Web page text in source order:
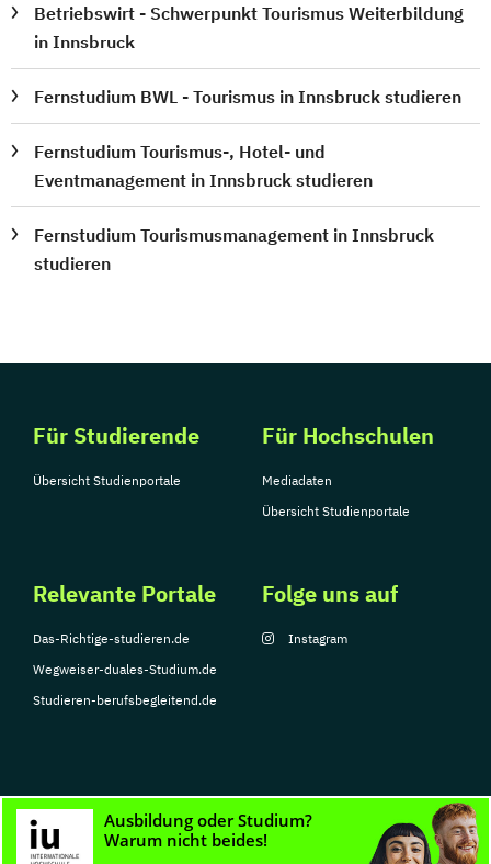
Betriebswirt - Schwerpunkt Tourismus Weiterbildung
in Innsbruck
Fernstudium BWL - Tourismus in Innsbruck studieren
Fernstudium Tourismus-, Hotel- und
Eventmanagement in Innsbruck studieren
Fernstudium Tourismusmanagement in Innsbruck
studieren
Für Studierende
Übersicht Studienportale
Für Hochschulen
Mediadaten
Übersicht Studienportale
Relevante Portale
Das-Richtige-studieren.de
Wegweiser-duales-Studium.de
Studieren-berufsbegleitend.de
Folge uns auf
Instagram
© Copyright 2026, TarGroup Media GmbH